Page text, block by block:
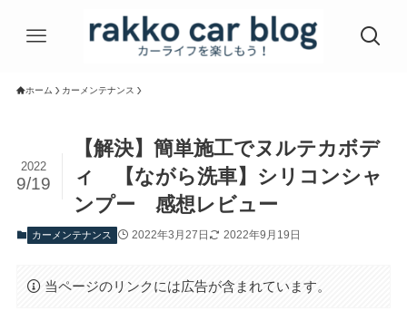
ホーム カーメンテナンス
【解決】簡単施工でヌルテカボデ
ィ 【ながら洗車】シリコンシャ
ンプー 感想レビュー
2022
9/19
カーメンテナンス 2022年3月27日 2022年9月19日
当ページのリンクには広告が含まれています。